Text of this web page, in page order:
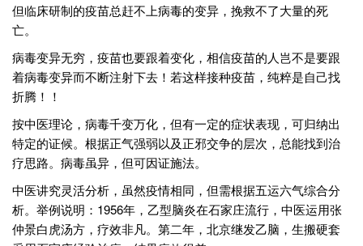
但临床研制的疫苗总赶不上病毒的变异，挽救不了大量的死
亡。
病毒变异无穷，疫苗也要跟着变化，相信疫苗的人岂不是要跟
着病毒变异而不断注射下去！若这样接种疫苗，纯粹是自己找
折腾！！
按中医理论，病毒千变万化，但有一定的症状表现，可归纳出
特定的证候。根据正气强弱以及正邪交争的层次，总能找到治
疗思路。病毒虽异，但可因证施法。
中医讲究灵活分析，虽然疫情相同，但需根据五运六气综合分
析。举例说明：1956年，乙型脑炎在石家庄流行，中医运用张
仲景白虎汤方，疗效非凡。第二年，北京继发乙脑，生搬硬套